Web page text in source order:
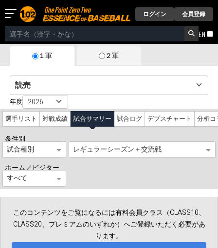
ログイン 会員登録
EN
１軍 ２軍
年度
選手リスト
対戦成績 試合サマリー 試合ログ デプスチャート 分析コ
条件別 Status
ホーム／ビジター
このコンテンツをご覧になるには有料会員クラス（CLASS10、
CLASS20、プレミアムのいずれか）へご登録いただく必要があ
ります。